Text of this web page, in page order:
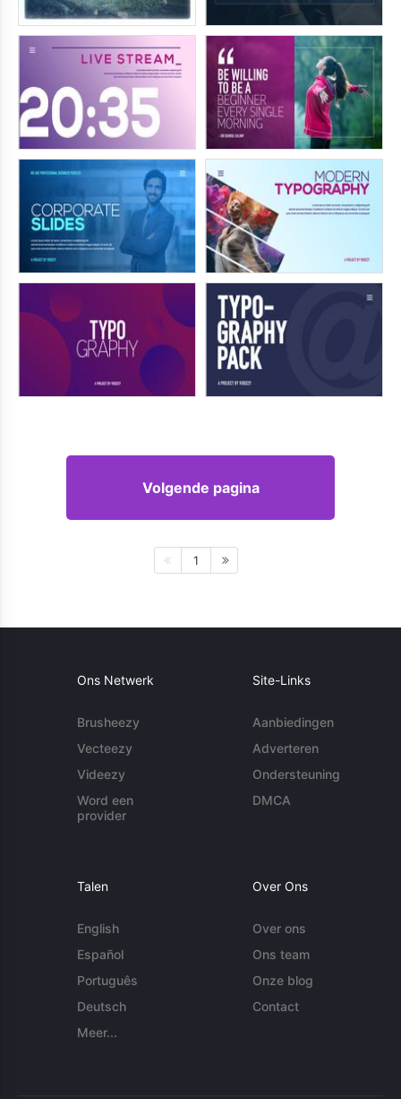
Volgende pagina
1
Ons Netwerk
Brusheezy
Vecteezy
Videezy
Word een
provider
Site-Links
Aanbiedingen
Adverteren
Ondersteuning
DMCA
Talen
English
Español
Português
Deutsch
Meer...
Over Ons
Over ons
Ons team
Onze blog
Contact